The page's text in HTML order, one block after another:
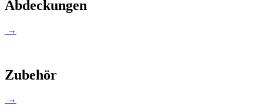
Abdeckungen
→
Zubehör
→